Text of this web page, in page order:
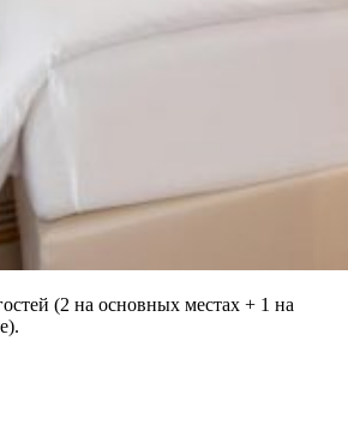
(2 на основных местах + 1 на